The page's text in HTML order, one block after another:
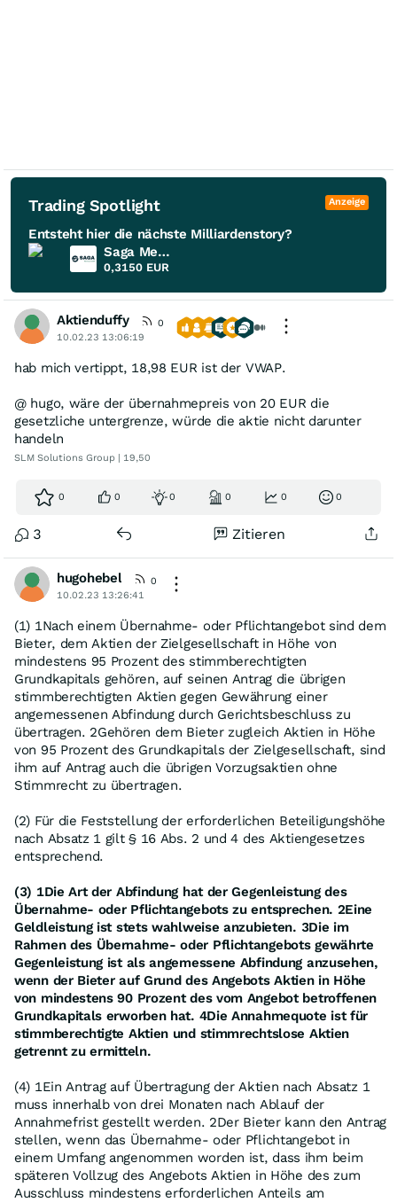
Trading Spotlight Anzeige
Entsteht hier die nächste Milliardenstory?
Saga Metals
0,3150 EUR
Aktienduffy
0
10.02.23 13:06:19
hab mich vertippt, 18,98 EUR ist der VWAP.
@ hugo, wäre der übernahmepreis von 20 EUR die
gesetzliche untergrenze, würde die aktie nicht darunter
handeln
SLM Solutions Group | 19,50
0 0 0 0 0 0
3 Zitieren
hugohebel
0
10.02.23 13:26:41
(1) 1Nach einem Übernahme- oder Pflichtangebot sind dem
Bieter, dem Aktien der Zielgesellschaft in Höhe von
mindestens 95 Prozent des stimmberechtigten
Grundkapitals gehören, auf seinen Antrag die übrigen
stimmberechtigten Aktien gegen Gewährung einer
angemessenen Abfindung durch Gerichtsbeschluss zu
übertragen. 2Gehören dem Bieter zugleich Aktien in Höhe
von 95 Prozent des Grundkapitals der Zielgesellschaft, sind
ihm auf Antrag auch die übrigen Vorzugsaktien ohne
Stimmrecht zu übertragen.
(2) Für die Feststellung der erforderlichen Beteiligungshöhe
nach Absatz 1 gilt § 16 Abs. 2 und 4 des Aktiengesetzes
entsprechend.
(3) 1Die Art der Abfindung hat der Gegenleistung des
Übernahme- oder Pflichtangebots zu entsprechen. 2Eine
Geldleistung ist stets wahlweise anzubieten. 3Die im
Rahmen des Übernahme- oder Pflichtangebots gewährte
Gegenleistung ist als angemessene Abfindung anzusehen,
wenn der Bieter auf Grund des Angebots Aktien in Höhe
von mindestens 90 Prozent des vom Angebot betroffenen
Grundkapitals erworben hat. 4Die Annahmequote ist für
stimmberechtigte Aktien und stimmrechtslose Aktien
getrennt zu ermitteln.
(4) 1Ein Antrag auf Übertragung der Aktien nach Absatz 1
muss innerhalb von drei Monaten nach Ablauf der
Annahmefrist gestellt werden. 2Der Bieter kann den Antrag
stellen, wenn das Übernahme- oder Pflichtangebot in
einem Umfang angenommen worden ist, dass ihm beim
späteren Vollzug des Angebots Aktien in Höhe des zum
Ausschluss mindestens erforderlichen Anteils am